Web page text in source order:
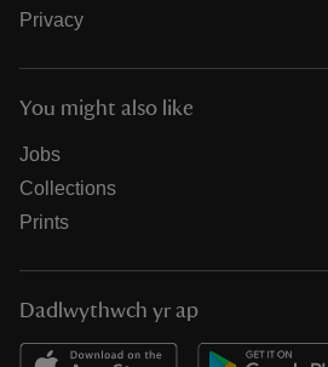
Privacy
You might also like
Jobs
Collections
Prints
Dadlwythwch yr ap